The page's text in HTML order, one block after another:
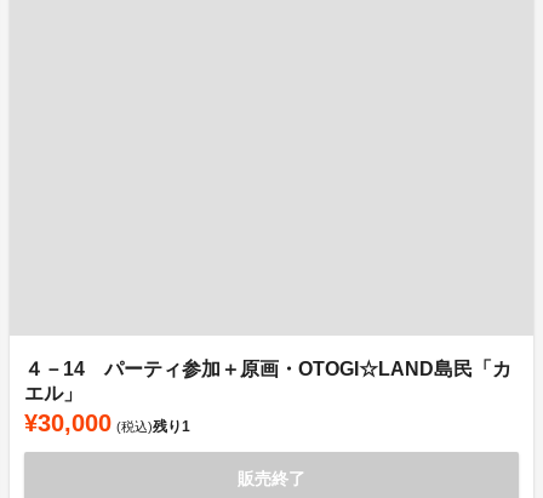
４－14 パーティ参加＋原画・OTOGI☆LAND島民「カ
エル」
¥30,000 (税込)残り1
販売終了